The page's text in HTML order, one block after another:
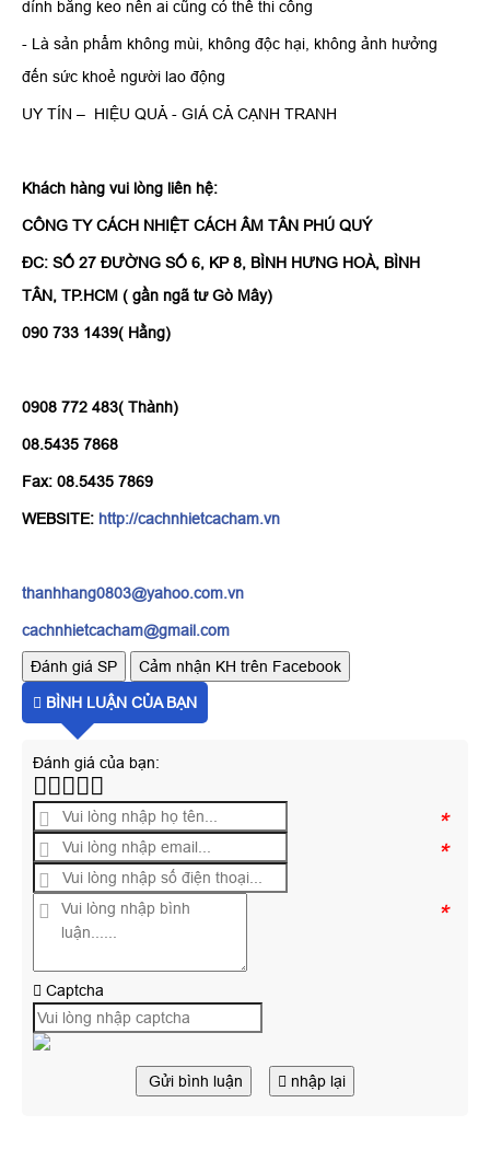
dính bằng keo nên ai cũng có thể thi công
- Là sản phẩm không mùi, không độc hại, không ảnh hưởng
đến sức khoẻ người lao động
UY TÍN – HIỆU QUẢ - GIÁ CẢ CẠNH TRANH
Khách hàng vui lòng liên hệ:
CÔNG TY CÁCH NHIỆT CÁCH ÂM TÂN PHÚ QUÝ
ĐC: SỐ 27 ĐƯỜNG SỐ 6, KP 8, BÌNH HƯNG HOÀ, BÌNH
TÂN, TP.HCM ( gần ngã tư Gò Mây)
090 733 1439( Hằng)
0908 772 483( Thành)
08.5435 7868
Fax: 08.5435 7869
WEBSITE: http://cachnhietcacham.vn
thanhhang0803@yahoo.com.vn
cachnhietcacham@gmail.com
Đánh giá SP Cảm nhận KH trên Facebook
BÌNH LUẬN CỦA BẠN
Đánh giá của bạn:
*
*
*
Captcha
Gửi bình luận nhập lại